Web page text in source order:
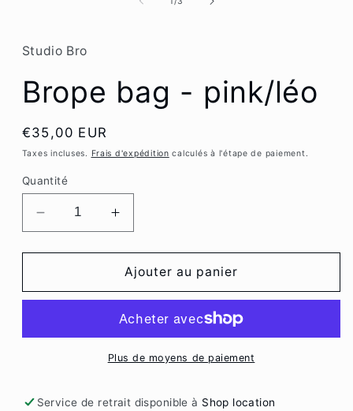
fenêtre
modale
Studio Bro
Brope bag - pink/léo
Prix
habituel
€35,00 EUR
Taxes incluses. Frais d'expédition calculés à l'étape de paiement.
Quantité
Réduire
la
quantité
Brope
pink/léo
Augmenter
la
quantité
de
Brope
pink/léo
Ajouter au panier
Plus de moyens de paiement
Service de retrait disponible à Shop location